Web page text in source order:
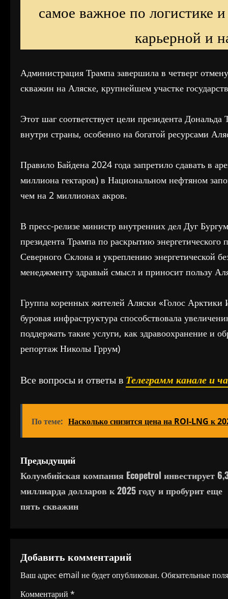
самое важное по логистике
карьерной и
Администрация Трампа завершила в четверг
скважин на Аляске, крупнейшем участке
Этот шаг соответствует цели президента
внутри страны, особенно на богатой ресурсами
Правило Байдена 2024 года запретило сдавать в
миллиона гектаров) в Национальном нефтяном
чем на 2 миллионах акров.
В пресс-релизе министр внутренних дел Дуг
президента Трампа по раскрытию
Северного Склона и укреплению энергетической
менеджменту здравый смысл и приносит пользу
Группа коренных жителей Аляски «Голос Арктики
буровая инфраструктура способствовала
поддержать такие услуги, как здравоохранение и
репортаж Николы Гррум)
Все вопросы и ответы в Телеграмм канале и
По теме: Насколько снизится цена на ROI-LNG к
Н
а
в
г
а
ц
Предыдущий
Колумбийская компания Ecopetrol инвестирует
миллиарда долларов к 2025 году и пробурит еще
пять скважин
Добавить комментарий
Ваш адрес email не будет опубликован. Обязательные
Комментарий *